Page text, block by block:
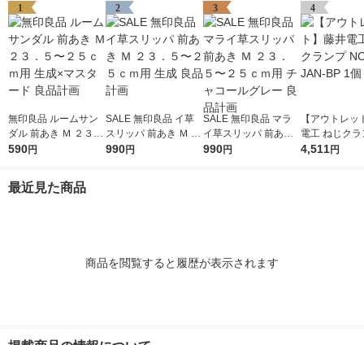
1
無印良品 ルームサン
ダル 前あき Ｍ ２３．
５〜２５ｃｍ用 生成×
590円
2
SALE 無印良品 イ草
スリッパ 前あき Ｍ ２
３．５〜２５ｃｍ用
990円
3
SALE 無印良品 マラ
イ草スリッパ 前あき
Ｍ ２３．５〜２５ｃ
990円
4
【アウトレッ
電工 ねじク
-43-JAN-BP 1
4,511円
最近見た商品
商品を閲覧すると履歴が表示されます